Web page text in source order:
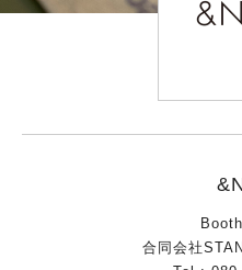
合同会社